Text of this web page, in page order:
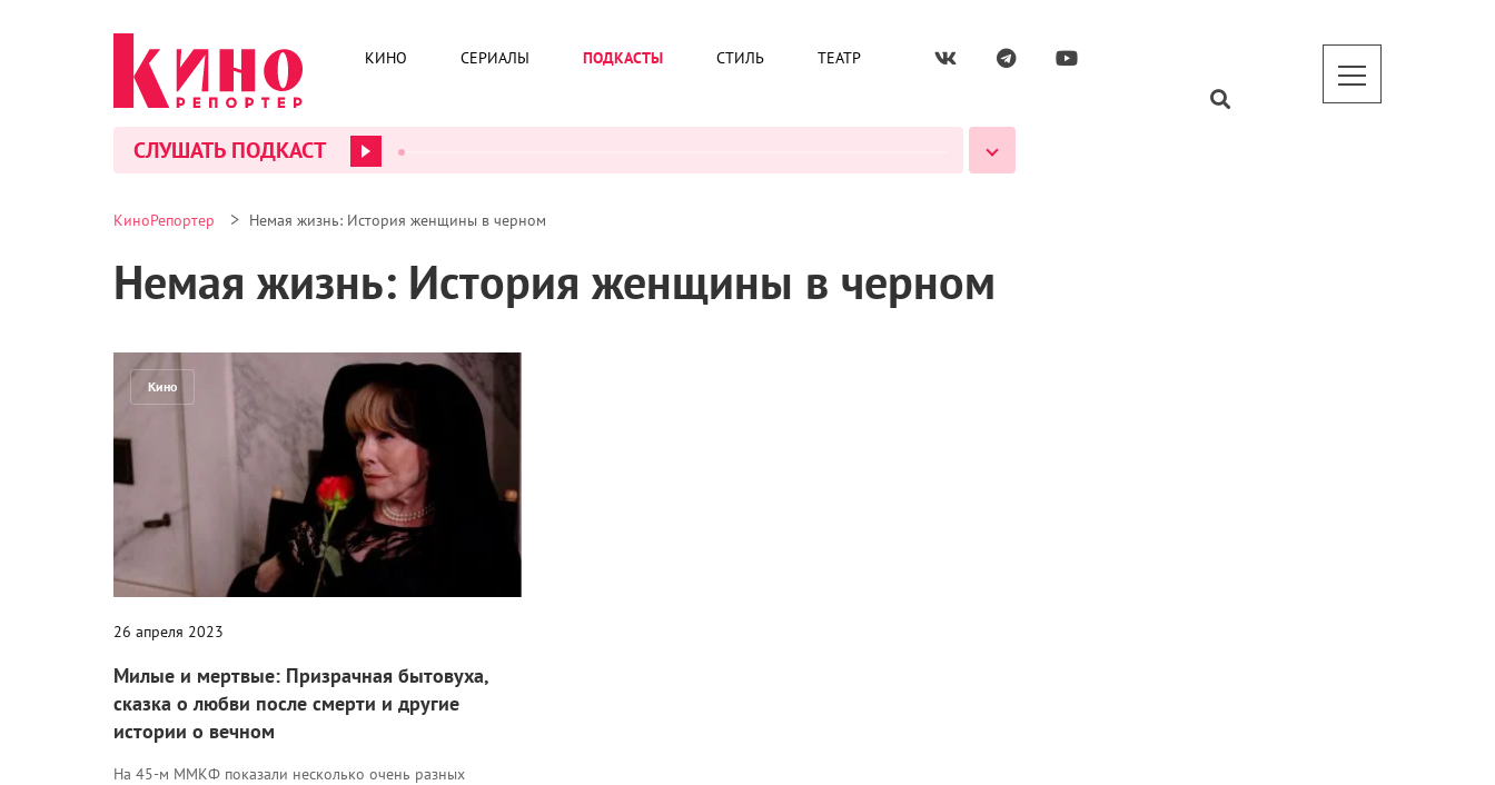
КИНО СЕРИАЛЫ ПОДКАСТЫ СТИЛЬ ТЕАТР
СЛУШАТЬ ПОДКАСТ
КиноРепортер > Немая жизнь: История женщины в черном
Немая жизнь: История женщины в черном
Кино
26 апреля 2023
Милые и мертвые: Призрачная бытовуха,
сказка о любви после смерти и другие
истории о вечном
На 45-м ММКФ показали несколько очень разных